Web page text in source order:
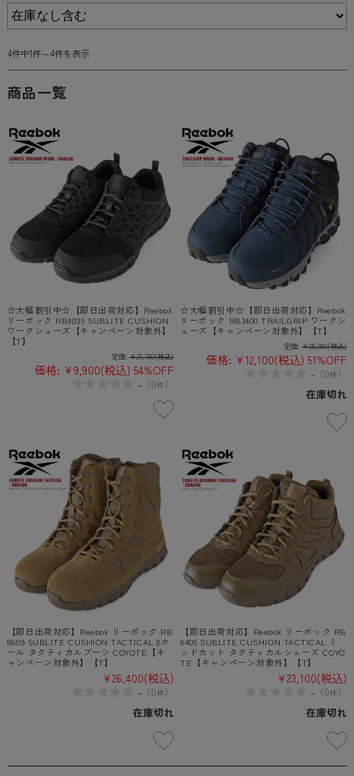
4件中1件～4件を表示
商品一覧
☆大幅割引中☆【即日出荷対応】Reebok
リーボック RB4035 SUBLITE CUSHION
ワークシューズ【キャンペーン対象外】
【T】
定価: ¥21,780(税込)
価格: ¥9,900(税込) 54%OFF
-（0件）
☆大幅割引中☆【即日出荷対応】Reebok
リーボック RB3400 TRAILGRIP ワークシ
ューズ【キャンペーン対象外】【T】
定価: ¥25,080(税込)
価格: ¥12,100(税込) 51%OFF
- （0件）
在庫切れ
【即日出荷対応】Reebok リーボック RB
8809 SUBLITE CUSHION TACTICAL 8ホ
ール タクティカルブーツ COYOTE【キ
ャンペーン対象外】【T】
¥26,400(税込)
-（0件）
在庫切れ
【即日出荷対応】Reebok リーボック RB
8406 SUBLITE CUSHION TACTICAL ミ
ッドカット タクティカルシューズ COYO
TE【キャンペーン対象外】【T】
¥23,100(税込)
- （0件）
在庫切れ